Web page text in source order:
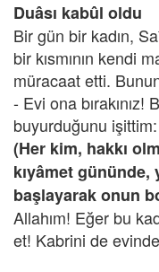
Duâsı kabûl oldu
Bir gün bir kadın,
bir kısmının kendi
müracaat etti.
- Evi ona
buyurduğunu işittim:
(Her kim, hakkı
kıyâmet
başlayarak onun
Allahım! Eğer bu
et! Kabrini de